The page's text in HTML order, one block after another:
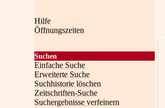
Hilfe
Öffnungszeiten
Suchen
Einfache Suche
Erweiterte Suche
Suchhistorie löschen
Zeitschriften-Suche
Suchergebnisse verfeinern